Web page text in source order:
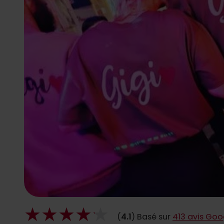
(4.1) Basé sur 413 avis